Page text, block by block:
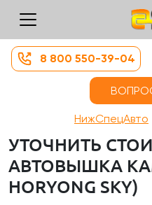
8 800 550-39-04
НижСпецАвто
УТОЧНИТЬ
АВТОВЫШКА
HORYONG SKY)